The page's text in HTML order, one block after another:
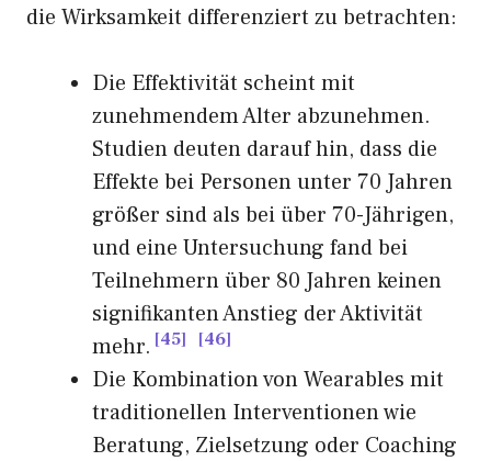
die Wirksamkeit differenziert zu betrachten:
Die Effektivität scheint mit
zunehmendem Alter abzunehmen.
Studien deuten darauf hin, dass die
Effekte bei Personen unter 70 Jahren
größer sind als bei über 70-Jährigen,
und eine Untersuchung fand bei
Teilnehmern über 80 Jahren keinen
signifikanten Anstieg der Aktivität
mehr. 45 46
Die Kombination von Wearables mit
traditionellen Interventionen wie
Beratung, Zielsetzung oder Coaching